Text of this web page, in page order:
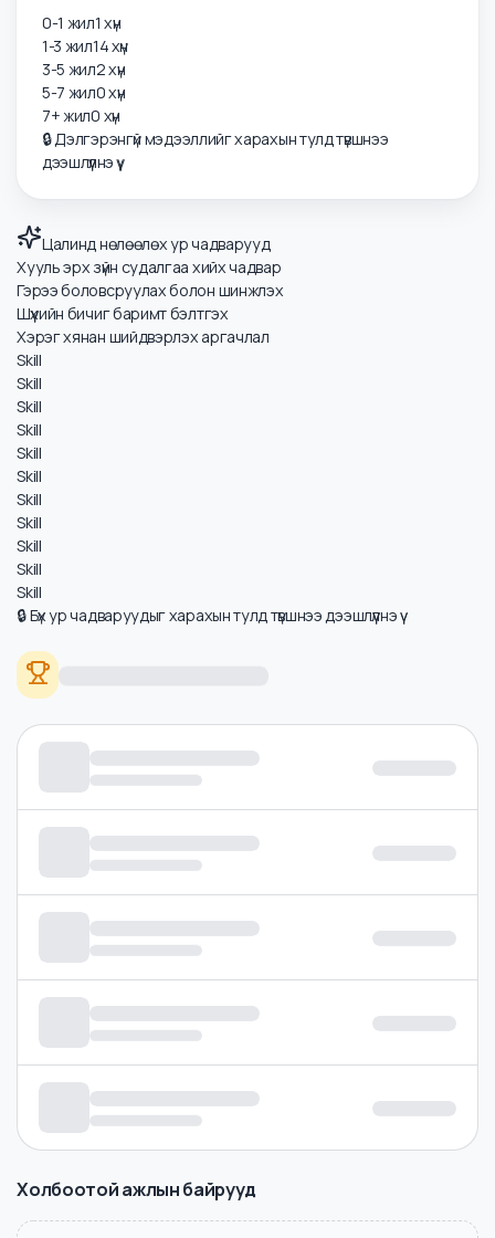
Туршлагаар ангилсан цалин
0-1 жил1хүн
1-3 жил14хүн
3-5 жил2хүн
5-7 жил0хүн
дээшлүүлнэ үү
Цалинд нөлөөлөх ур чадварууд
Хууль эрх зүйн судалгаа хийх чадвар
Гэрээ боловсруулах болон шинжлэх
Шүүхийн бичиг баримт бэлтгэх
Хэрэг хянан шийдвэрлэх аргачлал
Skill
Skill
Skill
Skill
Skill
Skill
Skill
Skill
Skill
Skill